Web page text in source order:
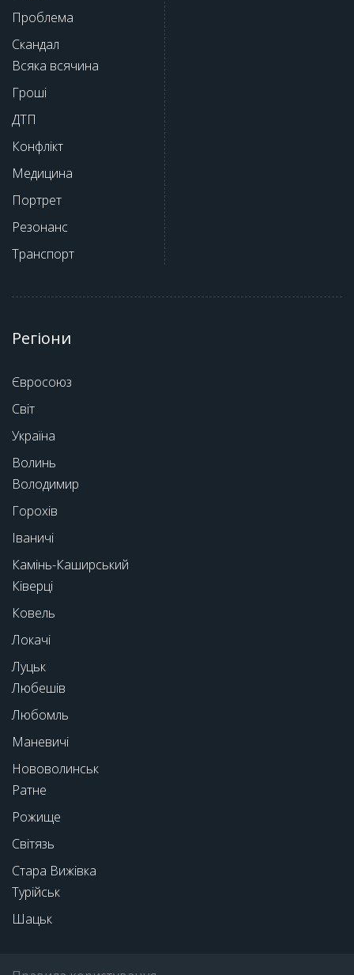
Проблема
Скандал
Всяка всячина
Гроші
ДТП
Конфлікт
Медицина
Портрет
Резонанс
Транспорт
Регіони
Євросоюз
Світ
Україна
Волинь
Володимир
Горохів
Іваничі
Камінь-Каширський
Ківерці
Ковель
Локачі
Луцьк
Любешів
Любомль
Маневичі
Нововолинськ
Ратне
Рожище
Світязь
Стара Вижівка
Турійськ
Шацьк